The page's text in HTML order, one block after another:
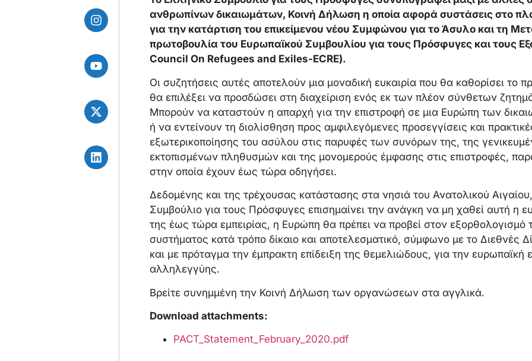
ανθρωπίνων δικαιωμάτων, Κοινή Δήλωση η οποία αφορά συστάσεις στο
για την κατάρτιση του επικείμενου νέου Συμφώνου για το Άσυλο και τη
πρωτοβουλία του Ευρωπαϊκού Συμβουλίου για τους Πρόσφυγες και τους
Council On Refugees and Exiles-ECRE).
Οι συζητήσεις αυτές αποτελούν μια μοναδική ευκαιρία που θα καθορίσει το
θα επιλέξει να προσδώσει στη διαχείριση ενός εκ των πλέον σύνθετων
Μπορούν να καταστούν η απαρχή για την επιστροφή σε μια Ευρώπη των
ή να εντείνουν τη διολίσθηση προς αμφιλεγόμενες προσεγγίσεις και
εξωτερικοποίησης του ασύλου στις παρυφές των συνόρων της, της
εκτοπισμένων πληθυσμών και της μονομερούς έμφασης στις επιστροφές,
στην οποία έχουν έως τώρα οδηγήσει.
Δεδομένης και της τρέχουσας κατάστασης στα νησιά του Ανατολικού
Συμβούλιο για τους Πρόσφυγες επισημαίνει την ανάγκη να μη χαθεί αυτή η
της έως τώρα εμπειρίας, η Ευρώπη θα πρέπει να προβεί στον εξορθολογισμό
συστήματος κατά τρόπο δίκαιο και αποτελεσματικό, σύμφωνο με το Διεθνές
και με πρόταγμα την έμπρακτη επίδειξη της θεμελιώδους, για την ευρωπαϊκή
αλληλεγγύης.
Βρείτε συνημμένη την Κοινή Δήλωση των οργανώσεων στα αγγλικά.
Download attachments:
PACT_Statement_February_2020.pdf